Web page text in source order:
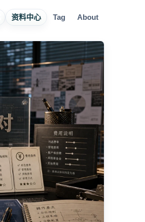
资料中心 Tag About